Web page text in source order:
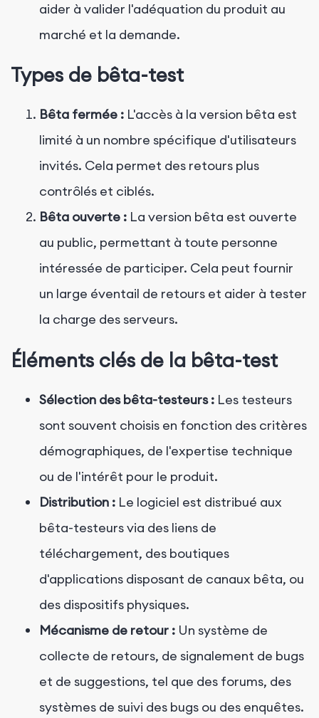
aider à valider l'adéquation du produit au
marché et la demande.
Types de bêta-test
Bêta fermée : L'accès à la version bêta est
limité à un nombre spécifique d'utilisateurs
invités. Cela permet des retours plus
contrôlés et ciblés.
Bêta ouverte : La version bêta est ouverte
au public, permettant à toute personne
intéressée de participer. Cela peut fournir
un large éventail de retours et aider à tester
la charge des serveurs.
Éléments clés de la bêta-test
Sélection des bêta-testeurs : Les testeurs
sont souvent choisis en fonction des critères
démographiques, de l'expertise technique
ou de l'intérêt pour le produit.
Distribution : Le logiciel est distribué aux
bêta-testeurs via des liens de
téléchargement, des boutiques
d'applications disposant de canaux bêta, ou
des dispositifs physiques.
Mécanisme de retour : Un système de
collecte de retours, de signalement de bugs
et de suggestions, tel que des forums, des
systèmes de suivi des bugs ou des enquêtes.